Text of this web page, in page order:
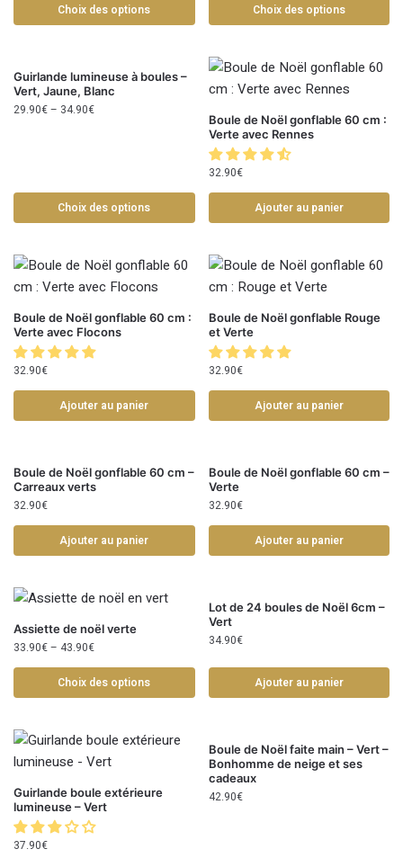
Choix des options Choix des options
Guirlande lumineuse à boules –
Vert, Jaune, Blanc
29.90€– 34.90€
Choix des options
Boule de Noël gonflable 60 cm :
Verte avec Rennes
32.90€
Ajouter au panier
Boule de Noël gonflable 60 cm :
Verte avec Flocons
32.90€
Ajouter au panier
Boule de Noël gonflable Rouge
et Verte
32.90€
Ajouter au panier
Boule de Noël gonflable 60 cm –
Carreaux verts
32.90€
Ajouter au panier
Boule de Noël gonflable 60 cm –
Verte
32.90€
Ajouter au panier
Assiette de noël verte
33.90€– 43.90€
Choix des options
Lot de 24 boules de Noël 6cm –
Vert
34.90€
Ajouter au panier
Guirlande boule extérieure
lumineuse – Vert
37.90€
Boule de Noël faite main – Vert –
Bonhomme de neige et ses
cadeaux
42.90€